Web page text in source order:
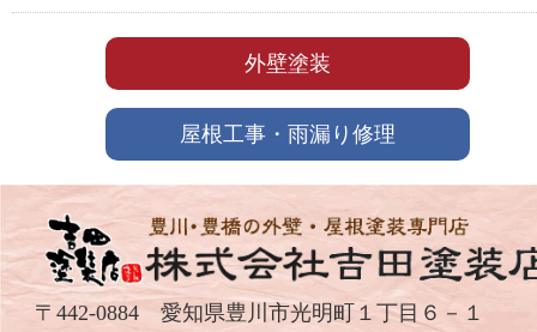
外壁塗装
屋根工事・雨漏り修理
〒442-0884 愛知県豊川市光明町１丁目６－１